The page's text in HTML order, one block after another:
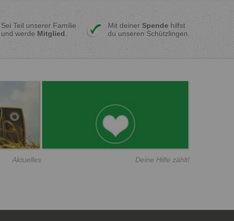
Sei Teil unserer Familie
und werde Mitglied
Mit deiner Spende hilfst
du unseren Schützlingen.
Aktuelles Deine Hilfe zählt!